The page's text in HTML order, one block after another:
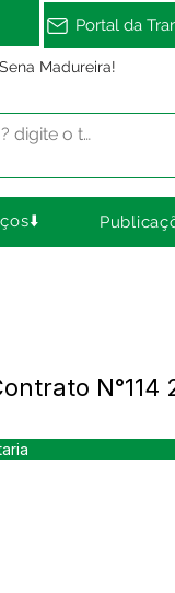
Portal da
Madureira!
N°114